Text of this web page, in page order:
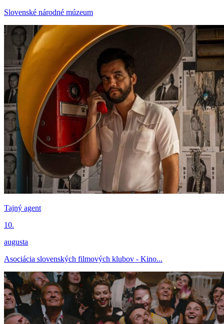
Slovenské národné múzeum
Tajný agent
10.
augusta
Asociácia slovenských filmových klubov - Kino...